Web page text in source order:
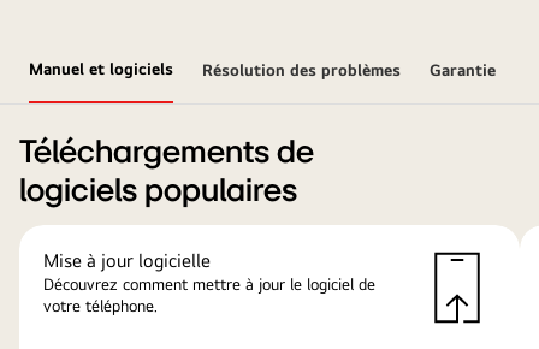
Manuel et logiciels Résolution des problèmes Garantie
Téléchargements de
logiciels populaires
Mise à jour logicielle
Découvrez comment mettre à jour le logiciel de
votre téléphone.